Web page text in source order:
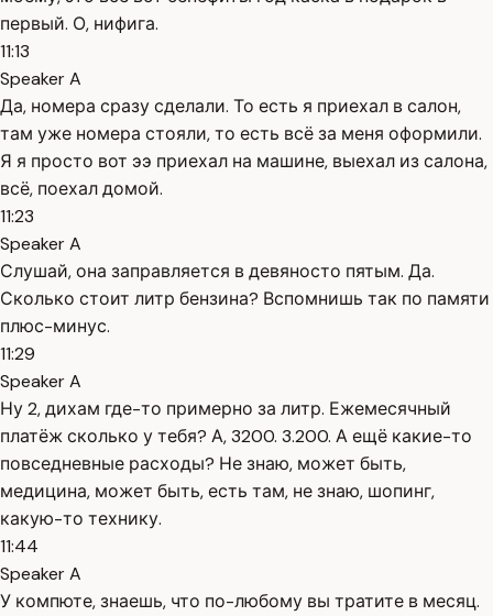
первый. О, нифига.
11:13
Speaker A
Да, номера сразу сделали. То есть я приехал в салон,
там уже номера стояли, то есть всё за меня оформили.
Я я просто вот ээ приехал на машине, выехал из салона,
всё, поехал домой.
11:23
Speaker A
Слушай, она заправляется в девяносто пятым. Да.
Сколько стоит литр бензина? Вспомнишь так по памяти
плюс-минус.
11:29
Speaker A
Ну 2, дихам где-то примерно за литр. Ежемесячный
платёж сколько у тебя? А, 3200. 3.200. А ещё какие-то
повседневные расходы? Не знаю, может быть,
медицина, может быть, есть там, не знаю, шопинг,
какую-то технику.
11:44
Speaker A
У компюте, знаешь, что по-любому вы тратите в месяц.